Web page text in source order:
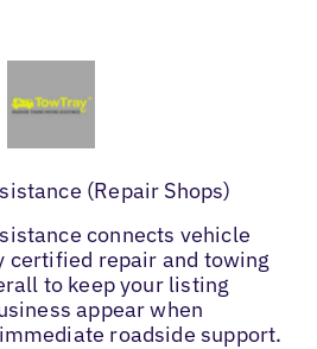
(Repair Shops)
connects vehicle
certified repair and towing
to keep your listing
appear when
roadside support.